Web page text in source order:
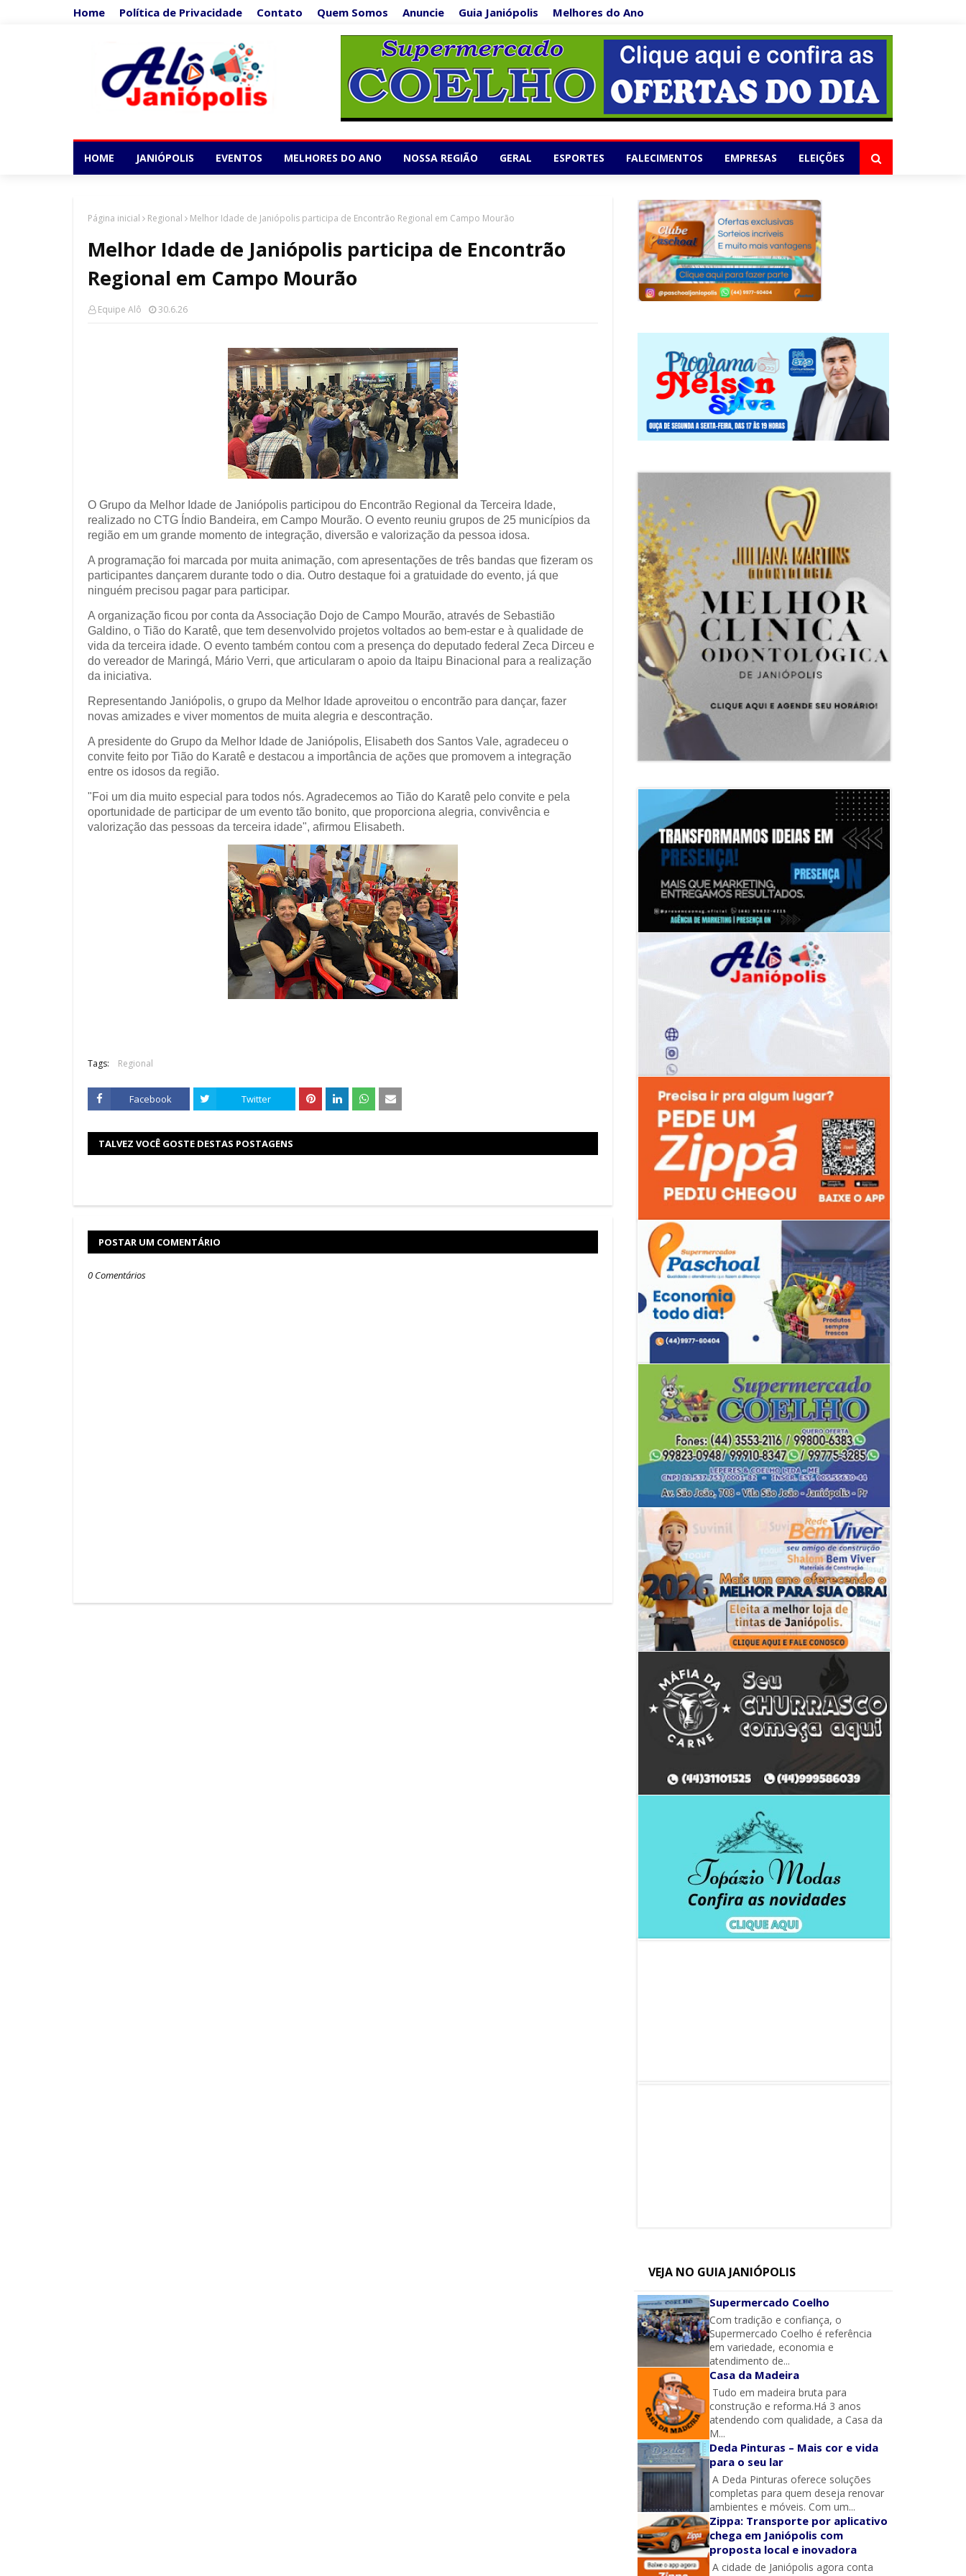
Home Política de Privacidade Contato Quem Somos Anuncie Guia Janiópolis Melhores do Ano
HOME JANIÓPOLIS EVENTOS MELHORES DO ANO NOSSA REGIÃO GERAL ESPORTES FALECIMENTOS EMPRESAS ELEIÇÕES
Página inicial Regional Melhor Idade de Janiópolis participa de Encontrão Regional em Campo Mourão
Melhor Idade de Janiópolis participa de Encontrão
Regional em Campo Mourão
Equipe Alô 30.6.26
O Grupo da Melhor Idade de Janiópolis participou do Encontrão Regional da Terceira Idade,
realizado no CTG Índio Bandeira, em Campo Mourão. O evento reuniu grupos de 25 municípios da
região em um grande momento de integração, diversão e valorização da pessoa idosa.
A programação foi marcada por muita animação, com apresentações de três bandas que fizeram os
participantes dançarem durante todo o dia. Outro destaque foi a gratuidade do evento, já que
ninguém precisou pagar para participar.
A organização ficou por conta da Associação Dojo de Campo Mourão, através de Sebastião
Galdino, o Tião do Karatê, que tem desenvolvido projetos voltados ao bem-estar e à qualidade de
vida da terceira idade. O evento também contou com a presença do deputado federal Zeca Dirceu e
do vereador de Maringá, Mário Verri, que articularam o apoio da Itaipu Binacional para a realização
da iniciativa.
Representando Janiópolis, o grupo da Melhor Idade aproveitou o encontrão para dançar, fazer
novas amizades e viver momentos de muita alegria e descontração.
A presidente do Grupo da Melhor Idade de Janiópolis, Elisabeth dos Santos Vale, agradeceu o
convite feito por Tião do Karatê e destacou a importância de ações que promovem a integração
entre os idosos da região.
"Foi um dia muito especial para todos nós. Agradecemos ao Tião do Karatê pelo convite e pela
oportunidade de participar de um evento tão bonito, que proporciona alegria, convivência e
valorização das pessoas da terceira idade", afirmou Elisabeth.
Tags: Regional
Facebook Twitter
TALVEZ VOCÊ GOSTE DESTAS POSTAGENS
POSTAR UM COMENTÁRIO
0 Comentários
VEJA NO GUIA JANIÓPOLIS
Supermercado Coelho
Com tradição e confiança, o
Supermercado Coelho é referência
em variedade, economia e
atendimento de...
Casa da Madeira
Tudo em madeira bruta para
construção e reforma.Há 3 anos
atendendo com qualidade, a Casa da
M...
Deda Pinturas – Mais cor e vida
para o seu lar
A Deda Pinturas oferece soluções
completas para quem deseja renovar
ambientes e móveis. Com um...
Zippa: Transporte por aplicativo
chega em Janiópolis com
proposta local e inovadora
A cidade de Janiópolis agora conta